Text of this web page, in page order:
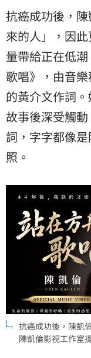
抗癌成功後，
來的人」，因
量帶給正在低
歌唱》，由音
的黃介文作詞
故事後深受觸
詞，字字都像
照。
抗癌成功後，陳凱
陳凱倫影視工作室提